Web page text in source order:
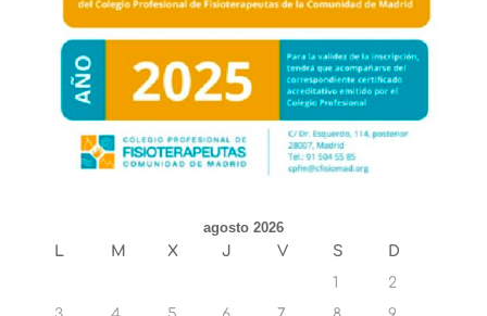
agosto 2026
L
M X J V S
D
1
2